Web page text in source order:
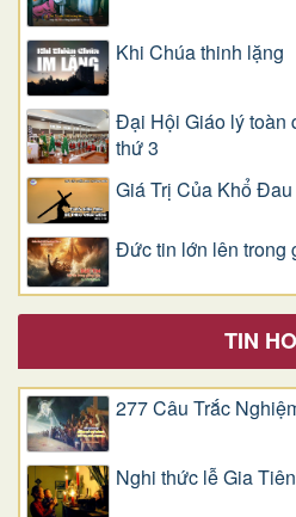
Khi Chúa thinh lặng
Đại Hội Giáo lý toàn
thứ 3
Giá Trị Của Khổ
Đức tin lớn lên trong
TIN
277 Câu Trắc
Nghi thức lễ Gia Tiên